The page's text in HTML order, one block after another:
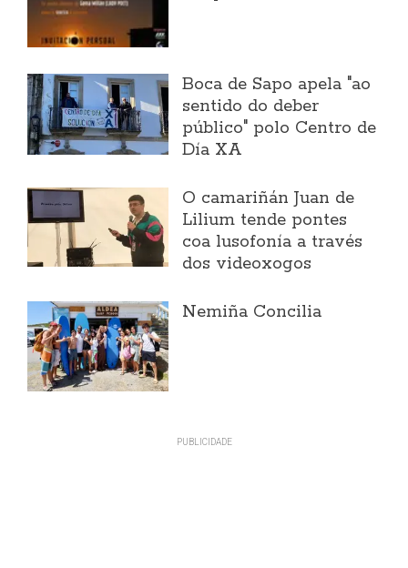
Boca de Sapo apela "ao
sentido do deber
público" polo Centro de
Día XA
O camariñán Juan de
Lilium tende pontes
coa lusofonía a través
dos videoxogos
Nemiña Concilia